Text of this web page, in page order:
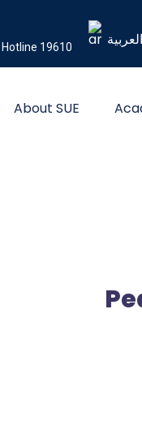
Hotline 19610 العربية
About SUE